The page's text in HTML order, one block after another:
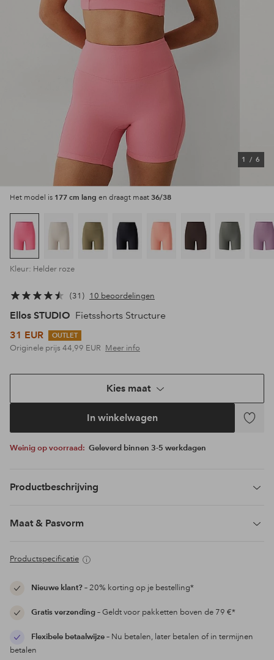
1 / 6
Het model is 177 cm lang en draagt maat 36/38
Kleur: Helder roze
31 10 beoordelingen
Ellos STUDIO Fietsshorts Structure
31 EUR
OUTLET
Originele prijs 44,99 EUR Meer info
Kies maat
In winkelwagen
Weinig op voorraad: Geleverd binnen 3-5 werkdagen
Productbeschrijving
Maat & Pasvorm
Productspecificatie
Nieuwe klant?– 20% korting op je bestelling*
Gratis verzending– Geldt voor pakketten boven de 79 €*
Flexibele betaalwijze– Nu betalen, later betalen of in termijnen
betalen